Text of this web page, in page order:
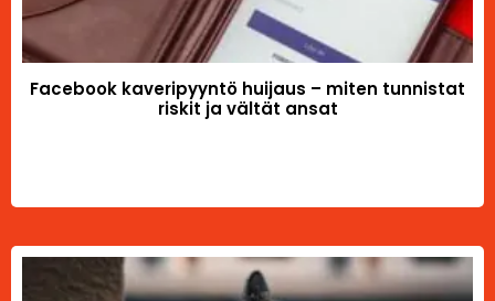
Facebook kaveripyyntö huijaus – miten tunnistat
riskit ja vältät ansat